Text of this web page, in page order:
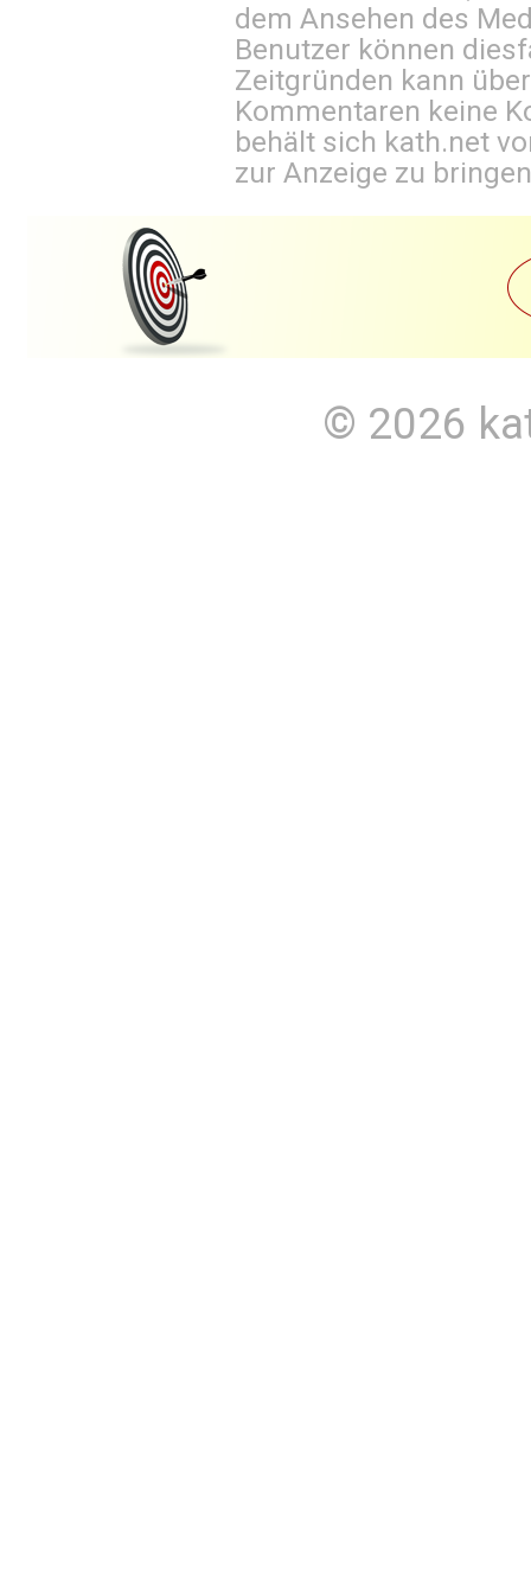
dem Ansehen des
Benutzer können
Zeitgründen kann
Kommentaren keine
behält sich kath.net
zur Anzeige zu
© 2026